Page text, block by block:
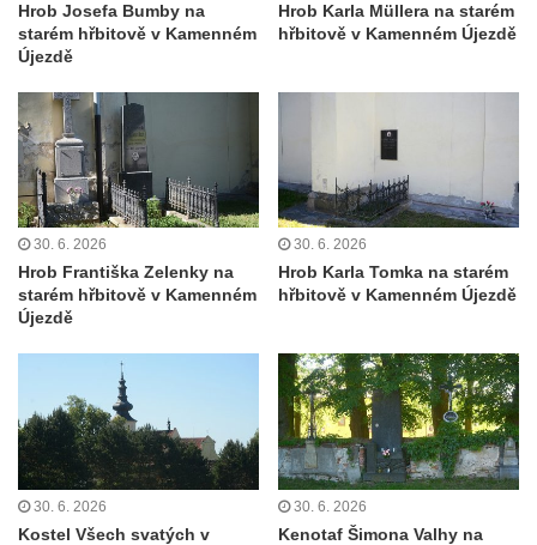
Hrob Wendelina Janiche na hřbitově v
hřbitově v Benešově nad Ploučnicí
Hrob Franze Wünsche na hřbitově v
Benešově nad Ploučnicí
Pamětní desky obětem 1. světové války v
kapli Panny Marie Bolestné v Benešově
nad Ploučnicí
v Sokolově
Kenotaf Ericha Ullmanna na hřbitově
Šumburk nad Desnou v Tanvaldu
Hrob Pavla Patušnika na hřbitově Šumburk
nad Desnou v Tanvaldu
Hrob sovětských dětí na hřbitově Šumburk
Hrob Josefa Bumby na
starém hřbitově v Kamenném
Újezdě
Hrob Karla Müllera na starém
hřbitově v Kamenném Újezdě
30. 6. 2026
Hrob Františka Zelenky na
starém hřbitově v Kamenném
Újezdě
30. 6. 2026
Hrob Karla Tomka na starém
hřbitově v Kamenném Újezdě
30. 6. 2026
Kostel Všech svatých v
30. 6. 2026
Kenotaf Šimona Valhy na